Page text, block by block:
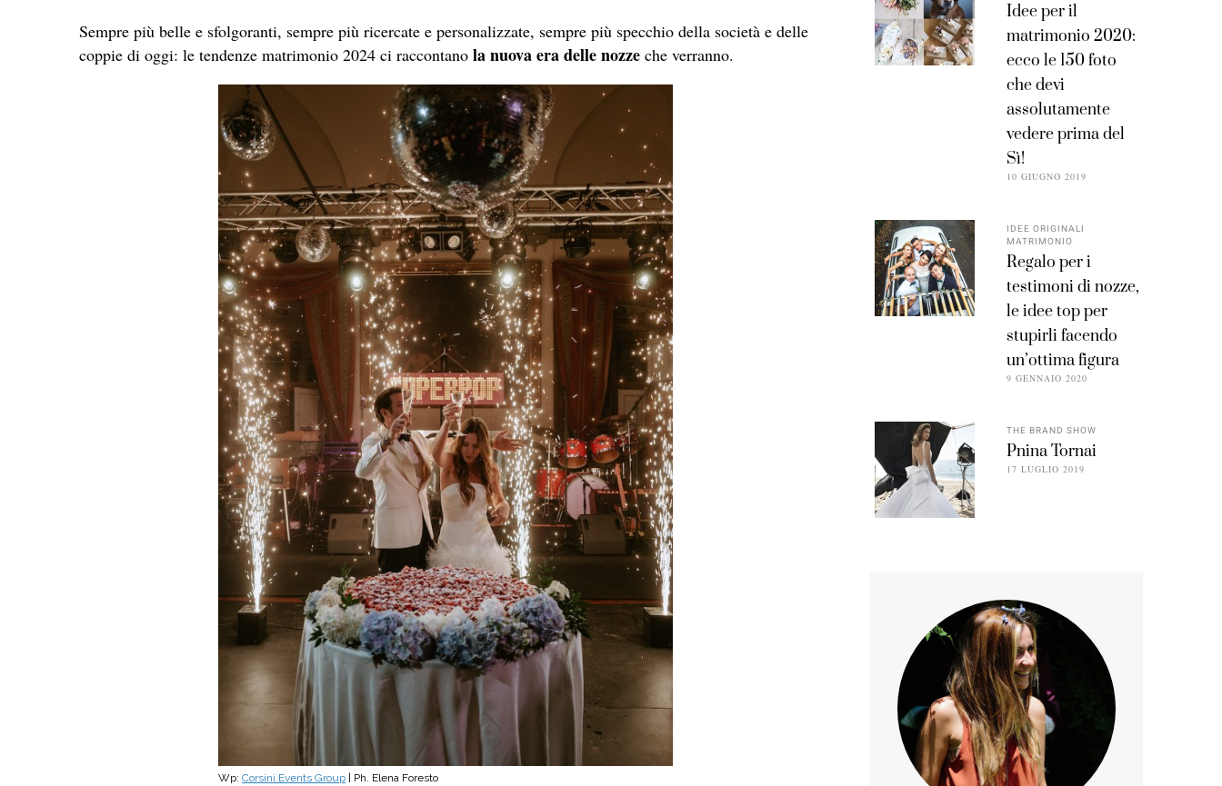
Sempre più belle e sfolgoranti, sempre più ricercate e personalizzate, sempre più specchio della società e delle
coppie di oggi: le tendenze matrimonio 2024 ci raccontano la nuova era delle nozze che verranno.
Wp: Corsini.Events Group| Ph. Elena Foresto
Idee per il
matrimonio 2020:
ecco le 150 foto
che devi
assolutamente
vedere prima del
Sì!
10 GIUGNO 2019
IDEE ORIGINALI
MATRIMONIO
Regalo per i
testimoni di nozze,
le idee top per
stupirli facendo
un’ottima figura
9 GENNAIO 2020
THE BRAND SHOW
Pnina Tornai
17 LUGLIO 2019